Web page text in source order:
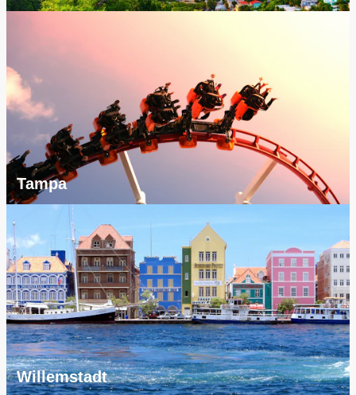
Tampa
Willemstadt